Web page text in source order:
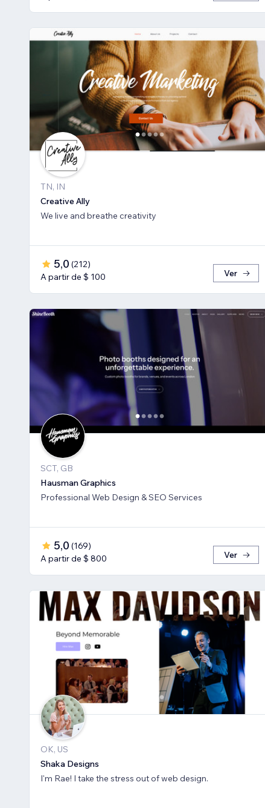
TN, IN
Creative Ally
We live and breathe creativity
5,0 (212)
A partir de $ 100
Ver
SCT, GB
Hausman Graphics
Professional Web Design & SEO Services
5,0 (169)
A partir de $ 800
Ver
OK, US
Shaka Designs
I'm Rae! I take the stress out of web design.